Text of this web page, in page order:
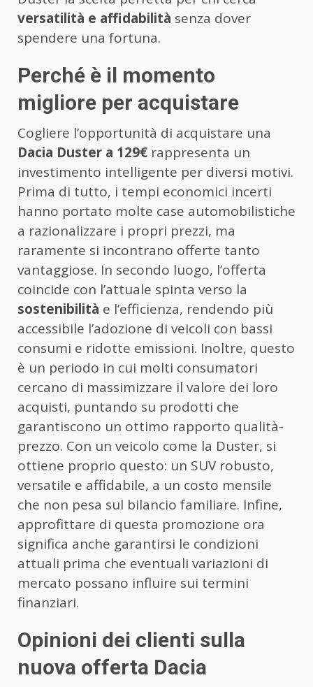
versatilità e affidabilità senza dover
spendere una fortuna.
Perché è il momento
migliore per acquistare
Cogliere l’opportunità di acquistare una
Dacia Duster a 129€ rappresenta un
investimento intelligente per diversi motivi.
Prima di tutto, i tempi economici incerti
hanno portato molte case automobilistiche
a razionalizzare i propri prezzi, ma
raramente si incontrano offerte tanto
vantaggiose. In secondo luogo, l’offerta
coincide con l’attuale spinta verso la
sostenibilità e l’efficienza, rendendo più
accessibile l’adozione di veicoli con bassi
consumi e ridotte emissioni. Inoltre, questo
è un periodo in cui molti consumatori
cercano di massimizzare il valore dei loro
acquisti, puntando su prodotti che
garantiscono un ottimo rapporto qualità-
prezzo. Con un veicolo come la Duster, si
ottiene proprio questo: un SUV robusto,
versatile e affidabile, a un costo mensile
che non pesa sul bilancio familiare. Infine,
approfittare di questa promozione ora
significa anche garantirsi le condizioni
attuali prima che eventuali variazioni di
mercato possano influire sui termini
finanziari.
Opinioni dei clienti sulla
nuova offerta Dacia